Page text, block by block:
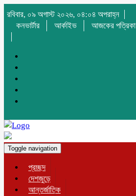
রবিবার, ০৯ অগাস্ট ২০২৬, ০৪:০৪ অপরাহ্ন
কনভার্টার
আর্কাইভ আজকের পত্রিকা
Toggle navigation
প্রচ্ছদ
দেশজুড়ে
আন্তর্জাতিক